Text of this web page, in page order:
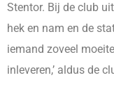
Stentor. Bij de club
hek en nam en de
iemand zoveel
inleveren,’ aldus de